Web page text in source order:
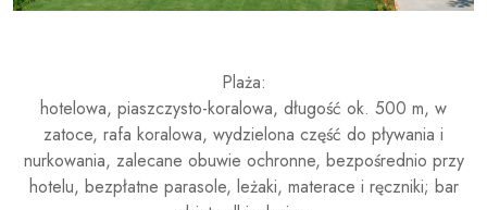
Plaża:
hotelowa, piaszczysto-koralowa, długość ok. 500 m, w
zatoce, rafa koralowa, wydzielona część do pływania i
nurkowania, zalecane obuwie ochronne, bezpośrednio przy
hotelu, bezpłatne parasole, leżaki, materace i ręczniki; bar